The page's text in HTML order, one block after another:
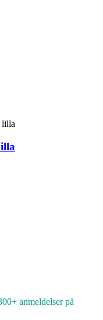
anmeldelser på